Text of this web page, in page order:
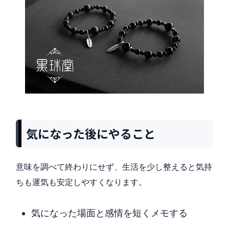
気になった後にやること
意味を調べて終わりにせず、生活を少し整えると気持
ちも運気も安定しやすくなります。
気になった場面と感情を短くメモする